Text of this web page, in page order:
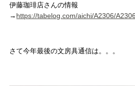
伊藤珈琲店さんの情報
→ https://tabelog.com/aichi/A2306/
さて今年最後の文房具通信は。。。